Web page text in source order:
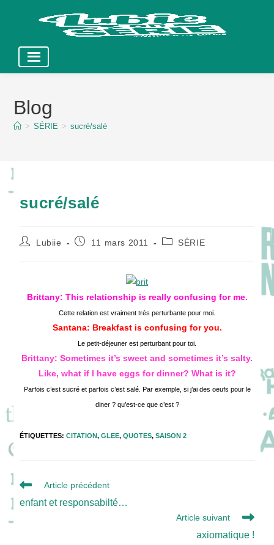
contentBlog
> SÉRIE > sucré/salé
sucré/salé
Auteur/autrice
Lubiie
Publication
11 mars 2011
PostSÉRIE
Brittany: This relationship is really confusing for me.
Cette relation est vraiment très perturbante pour moi.
Santana: Breakfast is confusing for you.
Le petit-déjeuner est perturbant pour toi.
Brittany: Sometimes it’s sweet and sometimes it’s salty.
Like, what if I have eggs for dinner? What is it?
Parfois c’est sucré et parfois c’est salé. Par exemple, si j’ai des oeufs pour le
diner ? qu’est-ce que c’est ?
ÉTIQUETTES:CITATION, GLEE, QUOTES, SAISON 2
Read
articles
Article précédent
enfant et responsabilté…
Article suivant
axiomatique !